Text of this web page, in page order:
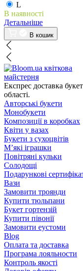
L
В наявності
Детальніше
В кошик
квіткова
майстерня
Експрес доставка
області.
Авторські букети
Монобукети
Композиції в коробках
Квіти у вазах
Букети з сухоцвітів
М’які іграшки
Повітряні кульки
Солодощі
Подарункові
Вази
Замовити троянди
Купити тюльпани
Букет гортензій
Купити півонії
Замовити еустоми
Blog
Оплата та доставка
Програма лояльности
Контроль якості